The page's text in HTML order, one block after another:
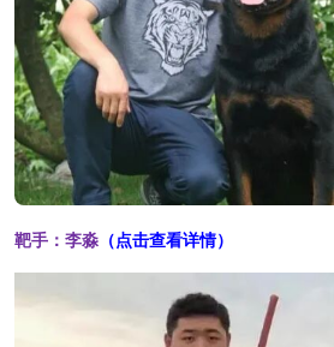
靶手：李淼 （点击查看详情）